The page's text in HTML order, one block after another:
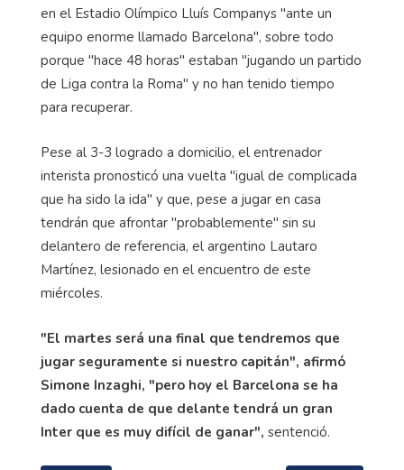
en el Estadio Olímpico Lluís Companys "ante un
equipo enorme llamado Barcelona", sobre todo
porque "hace 48 horas" estaban "jugando un partido
de Liga contra la Roma" y no han tenido tiempo
para recuperar.
Pese al 3-3 logrado a domicilio, el entrenador
interista pronosticó una vuelta "igual de complicada
que ha sido la ida" y que, pese a jugar en casa
tendrán que afrontar "probablemente" sin su
delantero de referencia, el argentino Lautaro
Martínez, lesionado en el encuentro de este
miércoles.
"El martes será una final que tendremos que
jugar seguramente si nuestro capitán", afirmó
Simone Inzaghi, "pero hoy el Barcelona se ha
dado cuenta de que delante tendrá un gran
Inter que es muy difícil de ganar", sentenció.